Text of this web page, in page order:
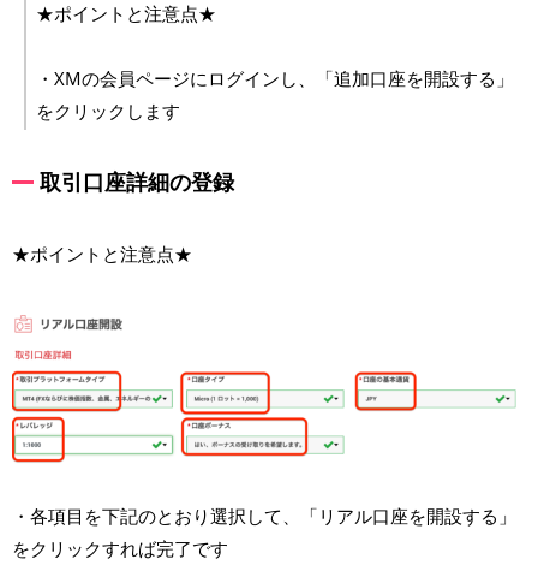
★ポイントと注意点★
・XMの会員ページにログインし、「追加口座を開設する」
をクリックします
取引口座詳細の登録
★ポイントと注意点★
・各項目を下記のとおり選択して、「リアル口座を開設する」
をクリックすれば完了です